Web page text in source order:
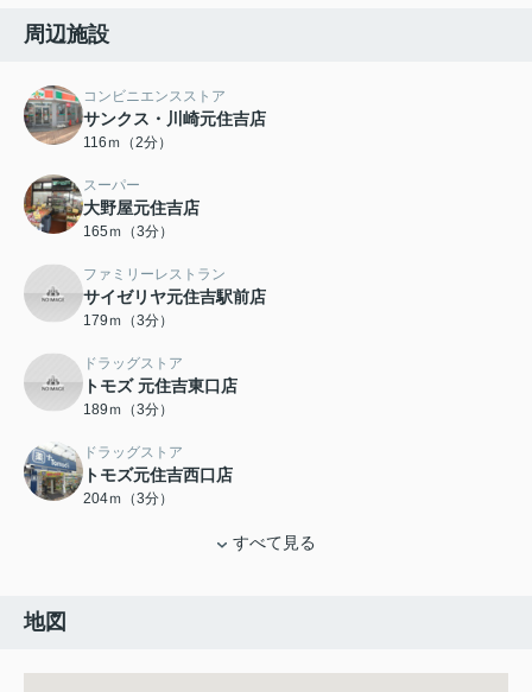
周辺施設
コンビニエンスストア
サンクス・川崎元住吉店
116ｍ（2分）
スーパー
大野屋元住吉店
165ｍ（3分）
ファミリーレストラン
サイゼリヤ元住吉駅前店
179ｍ（3分）
ドラッグストア
トモズ 元住吉東口店
189ｍ（3分）
ドラッグストア
トモズ元住吉西口店
204ｍ（3分）
すべて見る
地図